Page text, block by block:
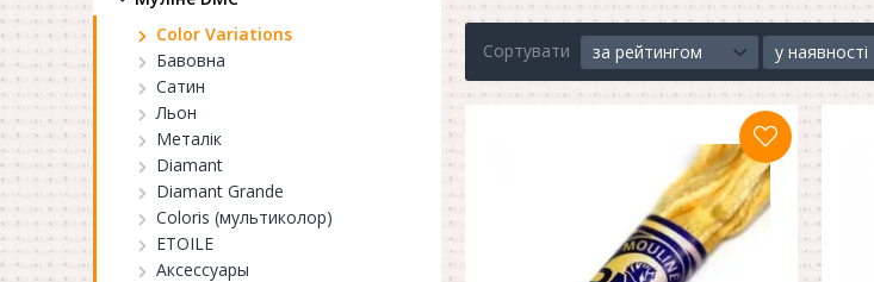
Color Variations
Бавовна
Сатин
Льон
Металік
Diamant
Diamant Grande
Coloris (мультиколор)
ETOILE
Аксессуары
Сортувати за рейтингом у наявності